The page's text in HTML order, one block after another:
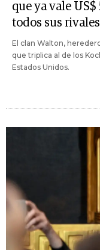
que ya vale
todos sus rivales
El clan Walton,
que triplica al de los
Estados Unidos.